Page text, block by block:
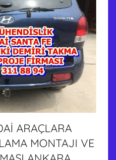
ARAÇLARA
MONTAJI VE